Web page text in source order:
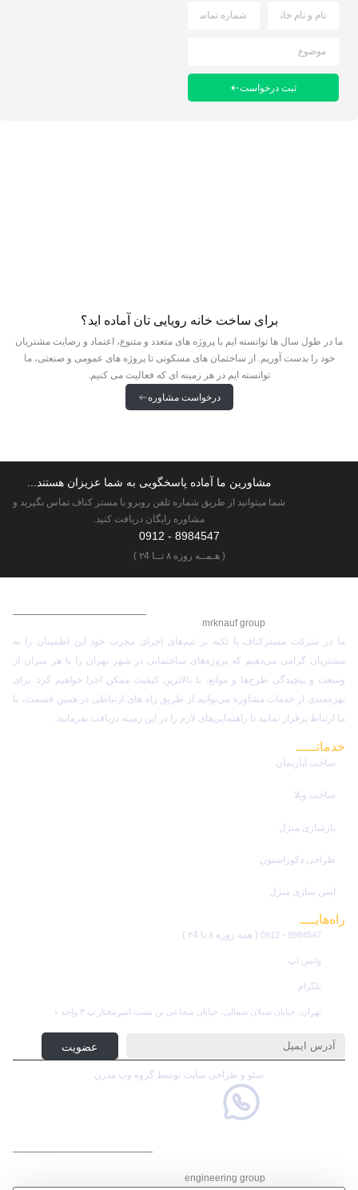
ثبت درخواست
برای ساخت خانه رویایی تان آماده اید؟
ما در طول سال ها توانسته ایم با پروژه های متعدد و متنوع، اعتماد و رضایت مشتریان
خود را بدست آوریم. از ساختمان های مسکونی تا پروژه های عمومی و صنعتی، ما
توانسته ایم در هر زمینه ای که فعالیت می کنیم.
درخواست مشاوره
مشاورین ما آماده پاسخگویی به شما عزیزان هستند...
شما میتوانید از طریق شماره تلفن روبرو با مستر کناف تماس بگیرید و
مشاوره رایگان دریافت کنید.
8984547 - 0912
( هـمــه روزه ۸ تــا ۲4 )
mrknauf group
ما در شرکت مسترکناف با تکیه بر تیم‌های اجرای مجرب خود این اطمینان را به
مشتریان گرامی می‌دهیم که پروژه‌های ساختمانی در شهر تهران را با هر میزان از
وسعت و پیچیدگی طرح‌ها و موانع، با بالاترین کیفیت ممکن اجرا خواهیم کرد. برای
بهره‌مندی از خدمات مشاوره می‌توانید از طریق راه های ارتباطی در همین قسمت، با
ما ارتباط برقرار نمایید تا راهنمایی‌های لازم را در این زمینه دریافت بفرمایید.
خدماتـــــ
ساخت آپارتمان
ساخت ویلا
بازسازی منزل
طراحی دکوراسیون
ایمن سازی منزل
راه‌هایــــ
8984547 - 0912 ( همه روزه ۸ تا ۲4 )
واتس اپ
تلگرام
تهران، خیابان سبلان شمالی، خیابان شجاعی بن بست امیرمختار پ ۳ واحد ۱
عضویت
سئو و طراحی سایت توسط گروه وب مدرن
engineering group